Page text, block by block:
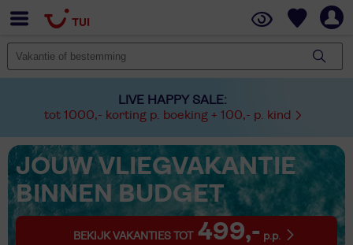
LIVE HAPPY SALE:
tot 1000,- korting p. boeking + 100,- p. kind
JOUW VLIEGVAKANTIE
BINNEN BUDGET
BEKIJK VAKANTIES TOT 499,- p.p.